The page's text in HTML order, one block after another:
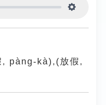
pàng-kà),(放假,